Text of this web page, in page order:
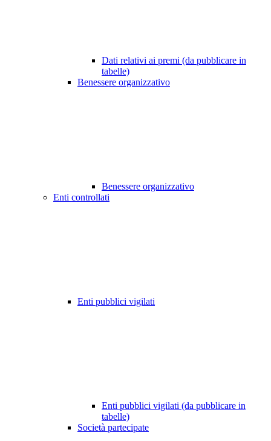
Dati relativi ai premi (da pubblicare in
tabelle)
Benessere organizzativo
Benessere organizzativo
Enti controllati
Enti pubblici vigilati
Enti pubblici vigilati (da pubblicare in
tabelle)
Società partecipate